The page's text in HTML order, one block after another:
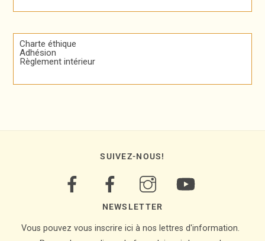
Charte éthique
Adhésion
Règlement intérieur
SUIVEZ-NOUS!
NEWSLETTER
Vous pouvez vous inscrire ici à nos lettres d'information.